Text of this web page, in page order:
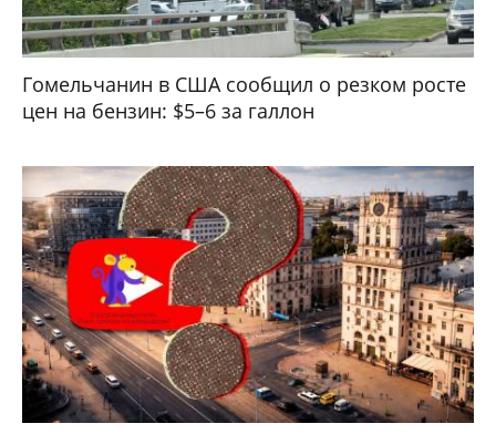
Гомельчанин в США сообщил о резком росте
цен на бензин: $5–6 за галлон